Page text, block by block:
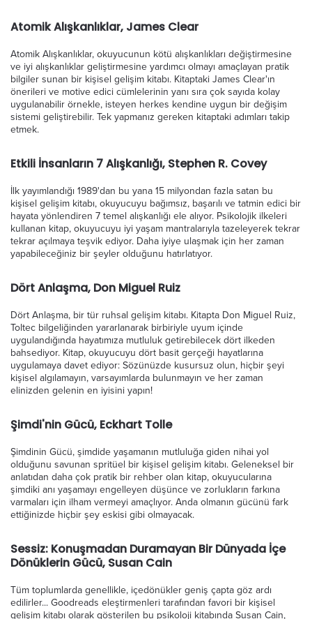
Atomik Alışkanlıklar, James Clear
Atomik Alışkanlıklar, okuyucunun kötü alışkanlıkları değiştirmesine
ve iyi alışkanlıklar geliştirmesine yardımcı olmayı amaçlayan pratik
bilgiler sunan bir kişisel gelişim kitabı. Kitaptaki James Clear'ın
önerileri ve motive edici cümlelerinin yanı sıra çok sayıda kolay
uygulanabilir örnekle, isteyen herkes kendine uygun bir değişim
sistemi geliştirebilir. Tek yapmanız gereken kitaptaki adımları takip
etmek.
Etkili İnsanların 7 Alışkanlığı, Stephen R. Covey
İlk yayımlandığı 1989'dan bu yana 15 milyondan fazla satan bu
kişisel gelişim kitabı, okuyucuyu bağımsız, başarılı ve tatmin edici bir
hayata yönlendiren 7 temel alışkanlığı ele alıyor. Psikolojik ilkeleri
kullanan kitap, okuyucuyu iyi yaşam mantralarıyla tazeleyerek tekrar
tekrar açılmaya teşvik ediyor. Daha iyiye ulaşmak için her zaman
yapabileceğiniz bir şeyler olduğunu hatırlatıyor.
Dört Anlaşma, Don Miguel Ruiz
Dört Anlaşma, bir tür ruhsal gelişim kitabı. Kitapta Don Miguel Ruiz,
Toltec bilgeliğinden yararlanarak birbiriyle uyum içinde
uygulandığında hayatımıza mutluluk getirebilecek dört ilkeden
bahsediyor. Kitap, okuyucuyu dört basit gerçeği hayatlarına
uygulamaya davet ediyor: Sözünüzde kusursuz olun, hiçbir şeyi
kişisel algılamayın, varsayımlarda bulunmayın ve her zaman
elinizden gelenin en iyisini yapın!
Şimdi'nin Gücü, Eckhart Tolle
Şimdinin Gücü, şimdide yaşamanın mutluluğa giden nihai yol
olduğunu savunan spritüel bir kişisel gelişim kitabı. Geleneksel bir
anlatıdan daha çok pratik bir rehber olan kitap, okuyucularına
şimdiki anı yaşamayı engelleyen düşünce ve zorlukların farkına
varmaları için ilham vermeyi amaçlıyor. Anda olmanın gücünü fark
ettiğinizde hiçbir şey eskisi gibi olmayacak.
Sessiz: Konuşmadan Duramayan Bir Dünyada İçe
Dönüklerin Gücü, Susan Cain
Tüm toplumlarda genellikle, içedönükler geniş çapta göz ardı
edilirler... Goodreads eleştirmenleri tarafından favori bir kişisel
gelişim kitabı olarak gösterilen bu psikoloji kitabında Susan Cain,